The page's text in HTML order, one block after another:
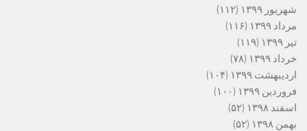
شهریور ۱۳۹۹
(۱۱۲)
مرداد ۱۳۹۹
(۱۱۶)
تیر ۱۳۹۹
(۱۱۹)
خرداد ۱۳۹۹
(۷۸)
اردیبهشت ۱۳۹۹
(۱۰۴)
فروردین ۱۳۹۹
(۱۰۰)
اسفند ۱۳۹۸
(۵۲)
بهمن ۱۳۹۸
(۵۲)